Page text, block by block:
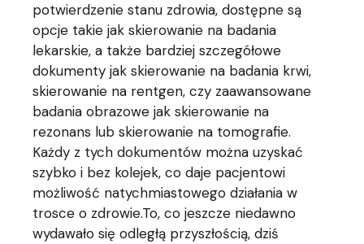
potwierdzenie stanu zdrowia, dostępne są
opcje takie jak skierowanie na badania
lekarskie, a także bardziej szczegółowe
dokumenty jak skierowanie na badania krwi,
skierowanie na rentgen, czy zaawansowane
badania obrazowe jak skierowanie na
rezonans lub skierowanie na tomografie.
Każdy z tych dokumentów można uzyskać
szybko i bez kolejek, co daje pacjentowi
możliwość natychmiastowego działania w
trosce o zdrowie.To, co jeszcze niedawno
wydawało się odległą przyszłością, dziś